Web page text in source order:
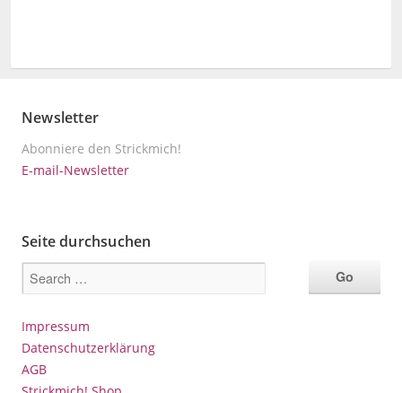
Newsletter
Abonniere den Strickmich!
E-mail-Newsletter
Seite durchsuchen
Impressum
Datenschutzerklärung
AGB